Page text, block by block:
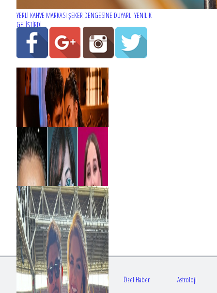
YERLİ KAHVE MARKASI ŞEKER DENGESİNE DUYARLI YENİLİK
GELİŞTİRDİ
Gündem Sağlık Özel Haber Astroloji